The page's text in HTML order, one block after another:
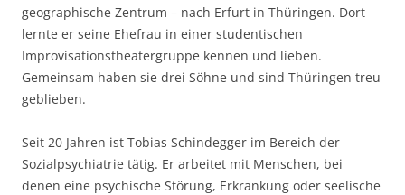
geographische Zentrum – nach Erfurt in Thüringen. Dort
lernte er seine Ehefrau in einer studentischen
Improvisationstheatergruppe kennen und lieben.
Gemeinsam haben sie drei Söhne und sind Thüringen treu
geblieben.
Seit 20 Jahren ist Tobias Schindegger im Bereich der
Sozialpsychiatrie tätig. Er arbeitet mit Menschen, bei
denen eine psychische Störung, Erkrankung oder seelische